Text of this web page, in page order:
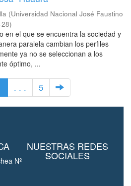
(Universidad Nacional José Faustino
)
en el que se encuentra la sociedad y
paralela cambian los perfiles
ya no se seleccionan a los
óptimo, ...
. . . 5
Nº
NUESTRAS REDES
SOCIALES